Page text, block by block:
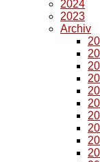
2024
2023
Archiv